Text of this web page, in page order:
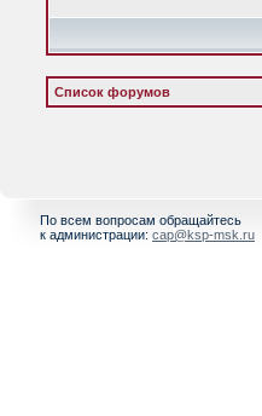
Список форумов
По всем вопросам обращайтесь
к администрации: cap@ksp-msk.ru